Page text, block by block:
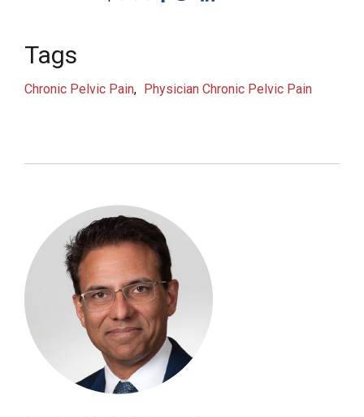
Tags
Chronic Pelvic Pain Physician Chronic Pelvic Pain